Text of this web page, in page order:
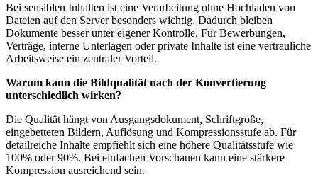
Bei sensiblen Inhalten ist eine Verarbeitung ohne Hochladen von
Dateien auf den Server besonders wichtig. Dadurch bleiben
Dokumente besser unter eigener Kontrolle. Für Bewerbungen,
Verträge, interne Unterlagen oder private Inhalte ist eine vertrauliche
Arbeitsweise ein zentraler Vorteil.
Warum kann die Bildqualität nach der Konvertierung
unterschiedlich wirken?
Die Qualität hängt von Ausgangsdokument, Schriftgröße,
eingebetteten Bildern, Auflösung und Kompressionsstufe ab. Für
detailreiche Inhalte empfiehlt sich eine höhere Qualitätsstufe wie
100% oder 90%. Bei einfachen Vorschauen kann eine stärkere
Kompression ausreichend sein.